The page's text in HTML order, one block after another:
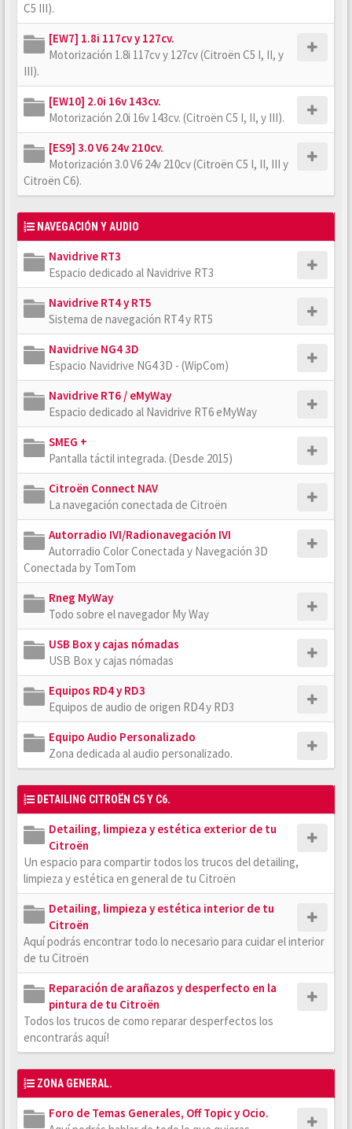
C5 III).
[EW7] 1.8i 117cv y 127cv.
Motorización 1.8i 117cv y 127cv (Citroën C5 I, II, y
III).
[EW10] 2.0i 16v 143cv.
Motorización 2.0i 16v 143cv. (Citroën C5 I, II, y III).
[ES9] 3.0 V6 24v 210cv.
Motorización 3.0 V6 24v 210cv (Citroën C5 I, II, III y
Citroën C6).
NAVEGACIÓN Y AUDIO
Navidrive RT3
Espacio dedicado al Navidrive RT3
Navidrive RT4 y RT5
Sistema de navegación RT4 y RT5
Navidrive NG4 3D
Espacio Navidrive NG4 3D - (WipCom)
Navidrive RT6 / eMyWay
Espacio dedicado al Navidrive RT6 eMyWay
SMEG +
Pantalla táctil integrada. (Desde 2015)
Citroën Connect NAV
La navegación conectada de Citroën
Autorradio IVI/Radionavegación IVI
Autorradio Color Conectada y Navegación 3D
Conectada by TomTom
Rneg MyWay
Todo sobre el navegador My Way
USB Box y cajas nómadas
USB Box y cajas nómadas
Equipos RD4 y RD3
Equipos de audio de origen RD4 y RD3
Equipo Audio Personalizado
Zona dedicada al audio personalizado.
DETAILING CITROËN C5 Y C6.
Detailing, limpieza y estética exterior de tu
Citroën
Un espacio para compartir todos los trucos del detailing,
limpieza y estética en general de tu Citroën
Detailing, limpieza y estética interior de tu
Citroën
Aquí podrás encontrar todo lo necesario para cuidar el interior
de tu Citroën
Reparación de arañazos y desperfecto en la
pintura de tu Citroën
Todos los trucos de como reparar desperfectos los
encontrarás aquí!
ZONA GENERAL.
Foro de Temas Generales, Off Topic y Ocio.